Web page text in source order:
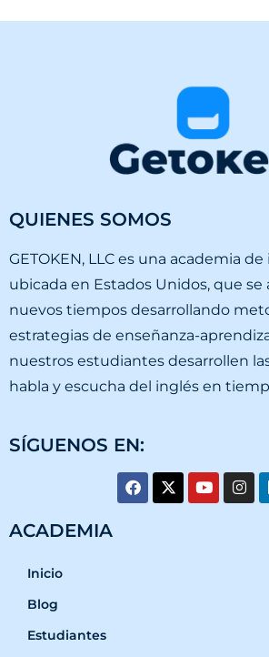
QUIENES SOMOS
GETOKEN, LLC es una academia
ubicada en Estados Unidos, que se
nuevos tiempos desarrollando
estrategias de enseñanza-
nuestros estudiantes desarrollen
habla y escucha del inglés en
SÍGUENOS EN:
ACADEMIA
Inicio
Blog
Estudiantes